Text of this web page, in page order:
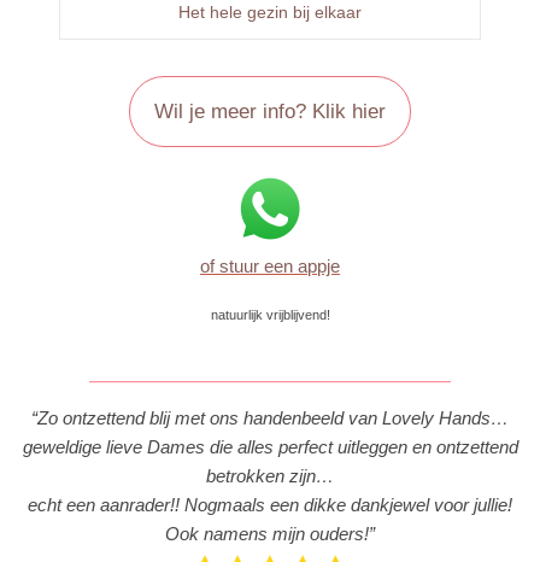
Het hele gezin bij elkaar
Wil je meer info? Klik hier
of stuur een appje
natuurlijk vrijblijvend!
“Zo ontzettend blij met ons handenbeeld van Lovely Hands…
geweldige lieve Dames die alles perfect uitleggen en ontzettend
betrokken zijn…
echt een aanrader!! Nogmaals een dikke dankjewel voor jullie!
Ook namens mijn ouders!”